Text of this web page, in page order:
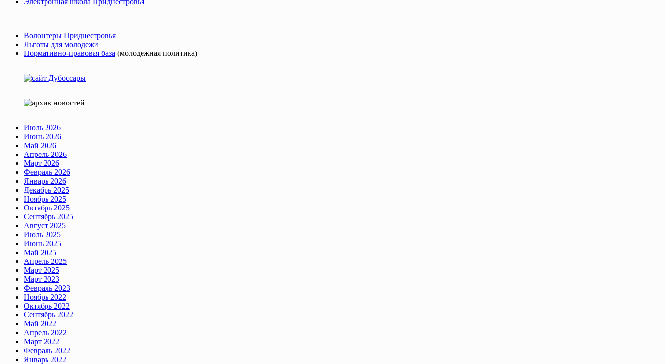
Волонтеры Приднестровья
Льготы для молодежи
Нормативно-правовая база (молодежная политика)
Июль 2026
Июнь 2026
Май 2026
Апрель 2026
Март 2026
Февраль 2026
Январь 2026
Декабрь 2025
Ноябрь 2025
Октябрь 2025
Сентябрь 2025
Август 2025
Июль 2025
Июнь 2025
Май 2025
Апрель 2025
Март 2025
Март 2023
Февраль 2023
Ноябрь 2022
Октябрь 2022
Сентябрь 2022
Май 2022
Апрель 2022
Март 2022
Февраль 2022
Январь 2022